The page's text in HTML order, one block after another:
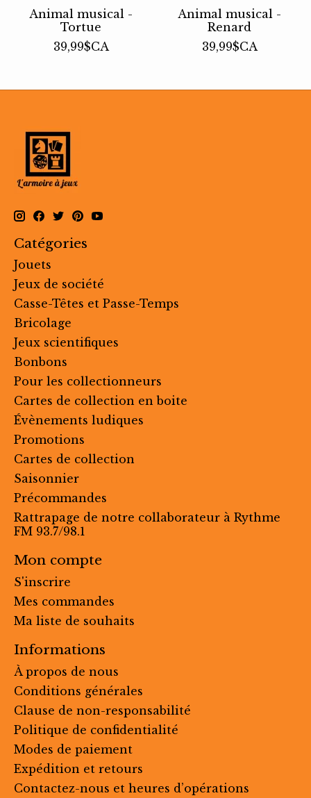
Animal musical -
Tortue
39,99$CA
Animal musical -
Renard
39,99$CA
Catégories
Jouets
Jeux de société
Casse-Têtes et Passe-Temps
Bricolage
Jeux scientifiques
Bonbons
Pour les collectionneurs
Cartes de collection en boite
Évènements ludiques
Promotions
Cartes de collection
Saisonnier
Précommandes
Rattrapage de notre collaborateur à Rythme
FM 93.7/98.1
Mon compte
S'inscrire
Mes commandes
Ma liste de souhaits
Informations
À propos de nous
Conditions générales
Clause de non-responsabilité
Politique de confidentialité
Modes de paiement
Expédition et retours
Contactez-nous et heures d’opérations